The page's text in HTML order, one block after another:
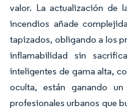
valor. La actualización de
incendios añade
tapizados, obligando a los
inflamabilidad sin
inteligentes de gama alta,
oculta, están ganando
profesionales urbanos que